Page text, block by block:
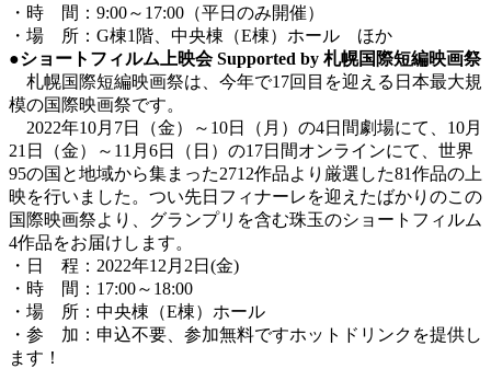
・時 間：9:00～17:00（平日のみ開催）
・場 所：G棟1階、中央棟（E棟）ホール ほか
●ショートフィルム上映会 Supported by 札幌国際短編映画祭
札幌国際短編映画祭は、今年で17回目を迎える日本最大規
模の国際映画祭です。
2022年10月7日（金）～10日（月）の4日間劇場にて、10月
21日（金）～11月6日（日）の17日間オンラインにて、世界
95の国と地域から集まった2712作品より厳選した81作品の上
映を行いました。つい先日フィナーレを迎えたばかりのこの
国際映画祭より、グランプリを含む珠玉のショートフィルム
4作品をお届けします。
・日 程：2022年12月2日(金)
・時 間：17:00～18:00
・場 所：中央棟（E棟）ホール
・参 加：申込不要、参加無料ですホットドリンクを提供し
ます！